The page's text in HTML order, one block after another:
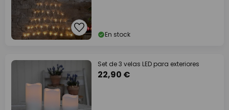
En stock
Set de 3 velas LED para exteriores
22,90 €